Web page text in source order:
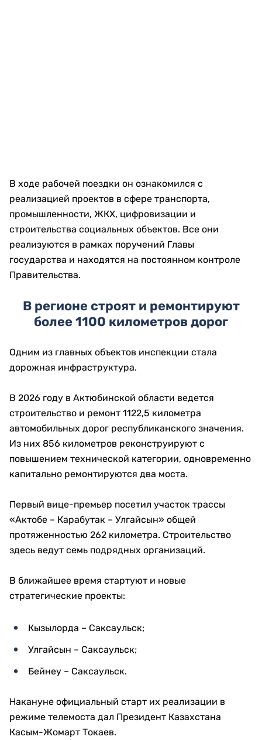
В ходе рабочей поездки он ознакомился с
реализацией проектов в сфере транспорта,
промышленности, ЖКХ, цифровизации и
строительства социальных объектов. Все они
реализуются в рамках поручений Главы
государства и находятся на постоянном контроле
Правительства.
В регионе строят и ремонтируют
более 1100 километров дорог
Одним из главных объектов инспекции стала
дорожная инфраструктура.
В 2026 году в Актюбинской области ведется
строительство и ремонт 1122,5 километра
автомобильных дорог республиканского значения.
Из них 856 километров реконструируют с
повышением технической категории, одновременно
капитально ремонтируются два моста.
Первый вице-премьер посетил участок трассы
«Актобе – Карабутак – Улгайсын» общей
протяженностью 262 километра. Строительство
здесь ведут семь подрядных организаций.
В ближайшее время стартуют и новые
стратегические проекты:
Кызылорда – Саксаульск;
Улгайсын – Саксаульск;
Бейнеу – Саксаульск.
Накануне официальный старт их реализации в
режиме телемоста дал Президент Казахстана
Касым-Жомарт Токаев.